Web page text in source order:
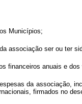
Municípios;
associação ser ou ter
financeiros anuais e
da associação,
firmados no